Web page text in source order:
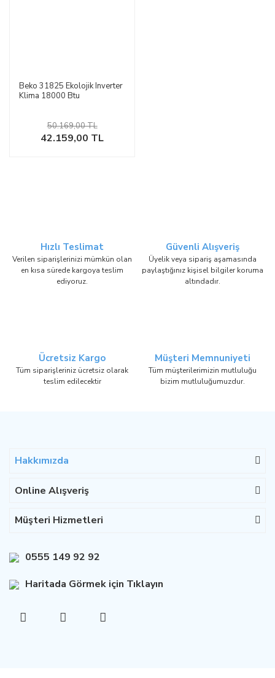
Beko 31825 Ekolojik Inverter
Klima 18000 Btu
42.159,00 TL
50.169,00 TL
Hızlı Teslimat
Verilen siparişlerinizi mümkün olan
en kısa sürede kargoya teslim
ediyoruz.
Güvenli Alışveriş
Üyelik veya sipariş aşamasında
paylaştığınız kişisel bilgiler koruma
altındadır.
Ücretsiz Kargo
Tüm siparişleriniz ücretsiz olarak
teslim edilecektir
Müşteri Memnuniyeti
Tüm müşterilerimizin mutluluğu
bizim mutluluğumuzdur.
Hakkımızda
Online Alışveriş
Müşteri Hizmetleri
0555 149 92 92
Haritada Görmek için Tıklayın